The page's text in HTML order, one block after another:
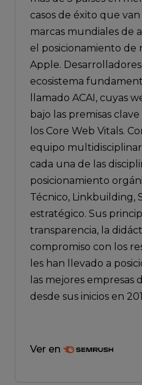
casos de éxito que
marcas mundiales de
el posicionamiento de
Apple.
ecosistema
llamado ACAI, cuyas
bajo las premisas
los Core Web Vitals.
equipo
cada una de las
posicionamiento
Técnico, Linkbuilding,
estratégico. Sus
transparencia, la
compromiso con los
les han llevado a
las mejores empresas
desde sus inicios en
Ver en